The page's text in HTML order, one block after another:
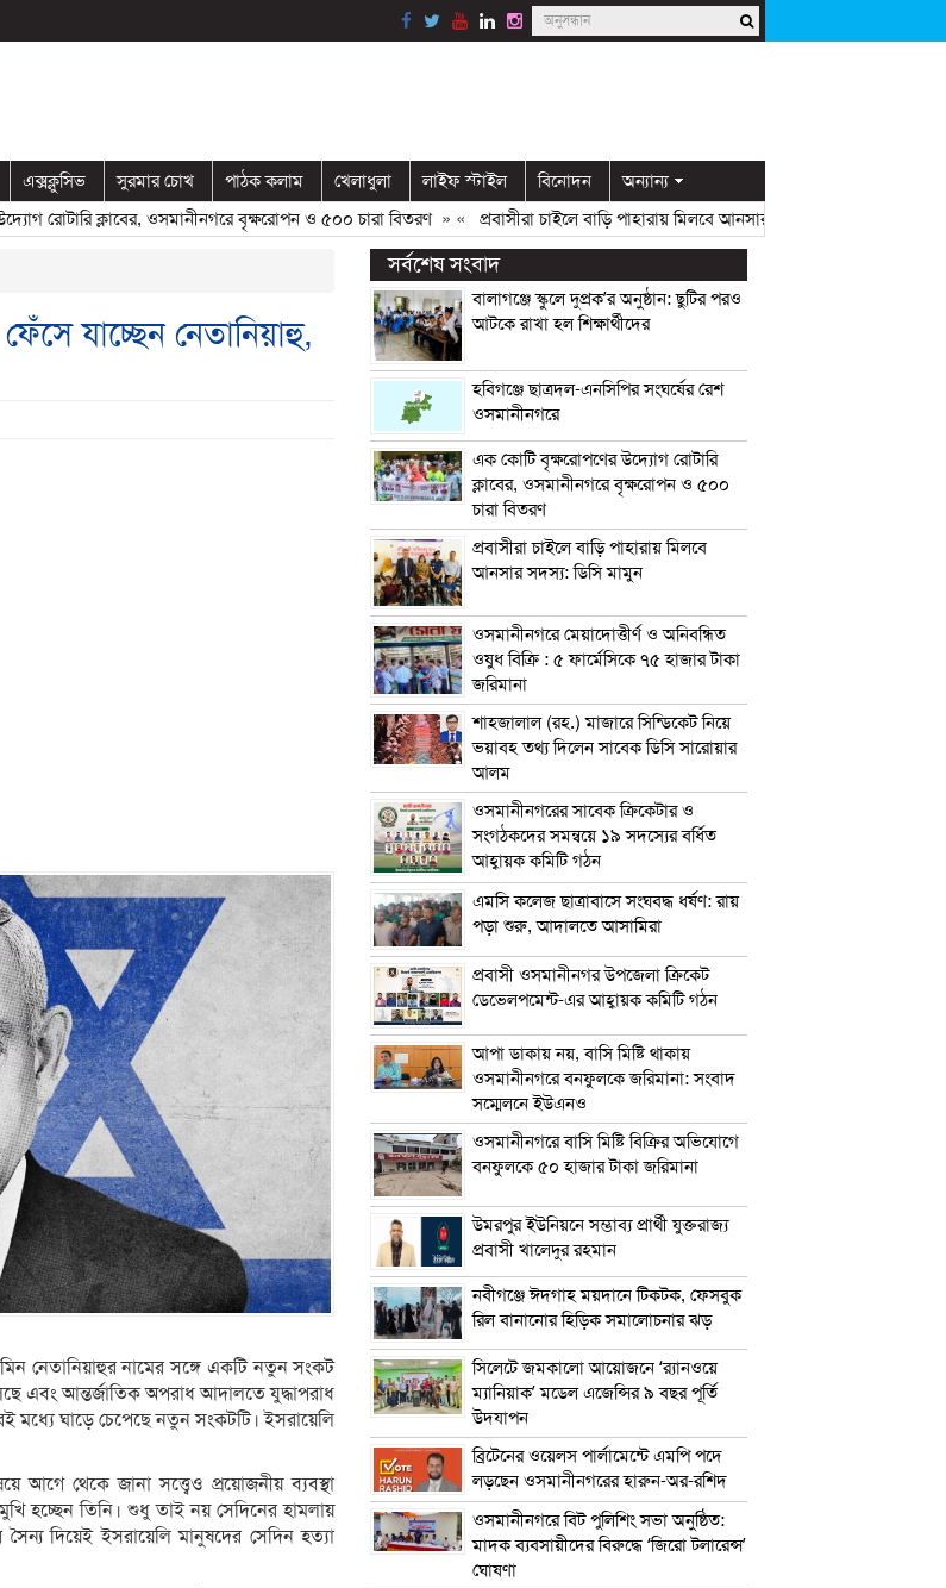
এক্সক্লুসিভ সুরমার চোখ পাঠক কলাম খেলাধুলা লাইফ স্টাইল বিনোদন অন্যান্য
ক্লাবের, ওসমানীনগরে বৃক্ষরোপন ও ৫০০ চারা বিতরণ» «প্রবাসীরা চাইলে বাড়ি পাহারায় মিলবে আনসার সদস্য: ডিসি মামুন
যাচ্ছেন নেতানিয়াহু,
নেতানিয়াহুর নামের সঙ্গে একটি নতুন সংকট
এবং আন্তর্জাতিক অপরাধ আদালতে যুদ্ধাপরাধ
মধ্যে ঘাড়ে চেপেছে নতুন সংকটটি। ইসরায়েলি
আগে থেকে জানা সত্ত্বেও প্রয়োজনীয় ব্যবস্থা
হচ্ছেন তিনি। শুধু তাই নয় সেদিনের হামলায়
দিয়েই ইসরায়েলি মানুষদের সেদিন হত্যা
সর্বশেষ সংবাদ
বালাগঞ্জে স্কুলে দুপ্রক’র অনুষ্ঠান: ছুটির পরও
আটকে রাখা হল শিক্ষার্থীদের
হবিগঞ্জে ছাত্রদল-এনসিপির সংঘর্ষের রেশ
ওসমানীনগরে
এক কোটি বৃক্ষরোপণের উদ্যোগ রোটারি
ক্লাবের, ওসমানীনগরে বৃক্ষরোপন ও ৫০০
চারা বিতরণ
প্রবাসীরা চাইলে বাড়ি পাহারায় মিলবে
আনসার সদস্য: ডিসি মামুন
ওসমানীনগরে মেয়াদোত্তীর্ণ ও অনিবন্ধিত
ওষুধ বিক্রি : ৫ ফার্মেসিকে ৭৫ হাজার টাকা
জরিমানা
শাহজালাল (রহ.) মাজারে সিন্ডিকেট নিয়ে
ভয়াবহ তথ্য দিলেন সাবেক ডিসি সারোয়ার
আলম
ওসমানীনগরের সাবেক ক্রিকেটার ও
সংগঠকদের সমন্বয়ে ১৯ সদস্যের বর্ধিত
আহ্বায়ক কমিটি গঠন
এম‌সি কলেজ ছাত্রাবাসে সংঘবদ্ধ ধর্ষণ: রায়
পড়া শুরু, আদালতে আসামিরা
প্রবাসী ওসমানীনগর উপজেলা ক্রিকেট
ডেভেলপমেন্ট-এর আহ্বায়ক কমিটি গঠন
আপা ডাকায় নয়, বাসি মিষ্টি থাকায়
ওসমানীনগরে বনফুলকে জরিমানা: সংবাদ
সম্মেলনে ইউএনও
ওসমানীনগরে বাসি মিষ্টি বিক্রির অভিযোগে
বনফুলকে ৫০ হাজার টাকা জরিমানা
উমরপুর ইউনিয়নে সম্ভাব্য প্রার্থী যুক্তরাজ্য
প্রবাসী খালেদুর রহমান
নবীগঞ্জে ঈদগাহ ময়দানে টিকটক, ফেসবুক
রিল বানানোর হিড়িক সমালোচনার ঝড়
সিলেটে জমকালো আয়োজনে ‘র‍্যানওয়ে
ম্যানিয়াক’ মডেল এজেন্সির ৯ বছর পূর্তি
উদযাপন
ব্রিটেনের ওয়েলস পার্লামেন্টে এমপি পদে
লড়ছেন ওসমানীনগরের হারুন-অর-রশিদ
ওসমানীনগরে বিট পুলিশিং সভা অনুষ্ঠিত:
মাদক ব্যবসায়ীদের বিরুদ্ধে ‘জিরো টলারেন্স’
ঘোষণা